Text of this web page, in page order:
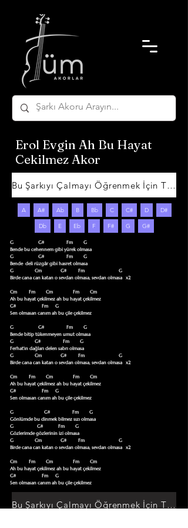
Erol Evgin Ah Bu Hayat
Cekilmez Akor
Bu Şarkıyı Çalmayı Öğrenmek İçin Tıklayın
A A# Ab B Bb C C# D D#
Db E Eb F F# G G#
G                     G#                   Fm         G
Bende bu cehennem gibi yürek olmasa
G                     G#                   Fm         G
Bende  deli rüzgâr gibi hasret olmasa
G                  Cm                G#          Fm                             G
Birde cana can katan o sevdan olmasa, sevdan olmasa   x2
Cm          Fm         Cm                 Fm         Cm
Ah bu hayat çekilmez ah bu hayat çekilmez
G#                      Fm      G
Sen olmasan canım ah bu çile çekilmez
G                     G#                   Fm         G
Bende bitip tükenmeyen umut olmasa
G                  G#                   Fm         G
Ferhat'ın dağları delen sabrı olmasa
G                  Cm                G#          Fm                             G
Birde cana can katan o sevdan olmasa, sevdan olmasa   x2
Cm          Fm         Cm                 Fm         Cm
Ah bu hayat çekilmez ah bu hayat çekilmez
G#                      Fm      G
Sen olmasan canım ah bu çile çekilmez
G                          G#                   Fm         G
Gönlümde bu dinmek bilmez sızı olmasa
G                    G#             Fm         G
Gözlerimde gözlerinin izi olmasa
G                  Cm                G#          Fm                             G
Birde cana can katan o sevdan olmasa, sevdan olmasa   x2
Cm          Fm         Cm                 Fm         Cm
Ah bu hayat çekilmez ah bu hayat çekilmez
G#                      Fm      G
Sen olmasan canım ah bu çile çekilmez
Bu Şarkıyı Çalmayı Öğrenmek İçin Tıklayın